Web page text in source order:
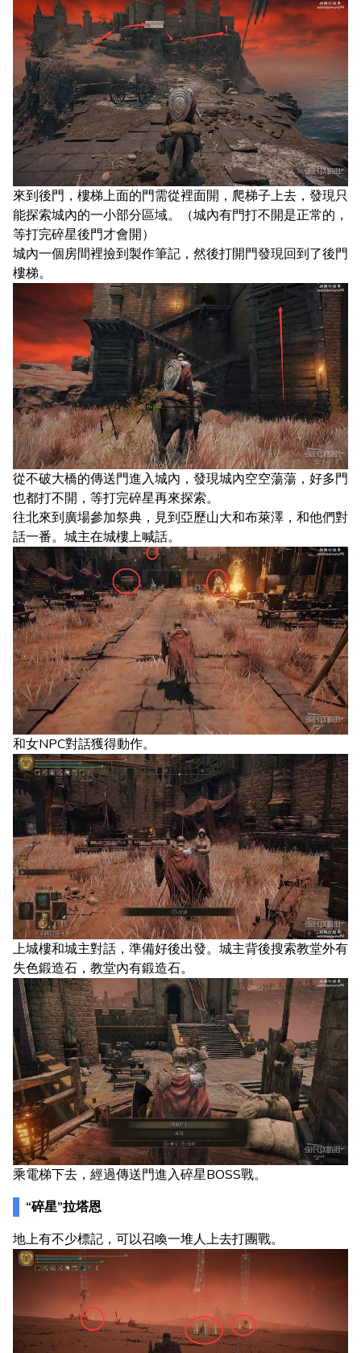
來到後門，樓梯上面的門需從裡面開，爬梯子上去，發現只
能探索城內的一小部分區域。（城內有門打不開是正常的，
等打完碎星後門才會開）
城內一個房間裡撿到製作筆記，然後打開門發現回到了後門
樓梯。
從不破大橋的傳送門進入城內，發現城內空空蕩蕩，好多門
也都打不開，等打完碎星再來探索。
往北來到廣場參加祭典，見到亞歷山大和布萊澤，和他們對
話一番。城主在城樓上喊話。
和女NPC對話獲得動作。
上城樓和城主對話，準備好後出發。城主背後搜索教堂外有
失色鍛造石，教堂內有鍛造石。
乘電梯下去，經過傳送門進入碎星BOSS戰。
“碎星”拉塔恩
地上有不少標記，可以召喚一堆人上去打團戰。